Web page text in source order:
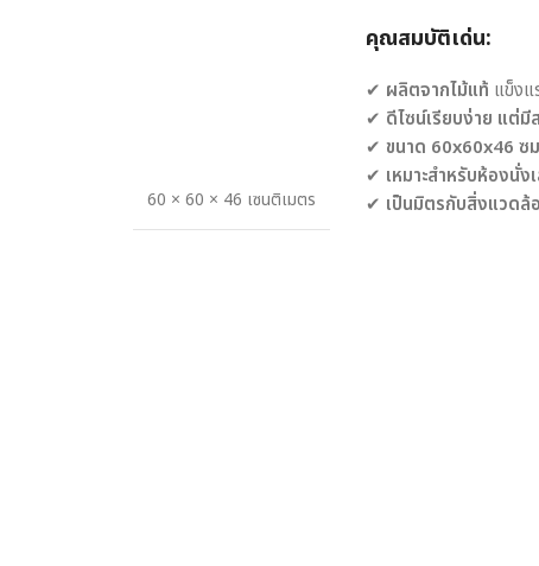
60 × 60 × 46 เซนติเมตร
คุณสมบัติเด่น:
✔ ผลิตจากไม้แท้ แข็งแ
✔ ดีไซน์เรียบง่าย แต่มี
✔ ขนาด 60x60x46 ซ
✔ เหมาะสำหรับห้องนั่
✔ เป็นมิตรกับสิ่งแวดล้